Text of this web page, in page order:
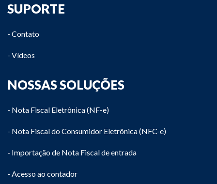
SUPORTE
- Contato
- Vídeos
NOSSAS SOLUÇÕES
- Nota Fiscal Eletrônica (NF-e)
- Nota Fiscal do Consumidor Eletrônica (NFC-e)
- Importação de Nota Fiscal de entrada
- Acesso ao contador